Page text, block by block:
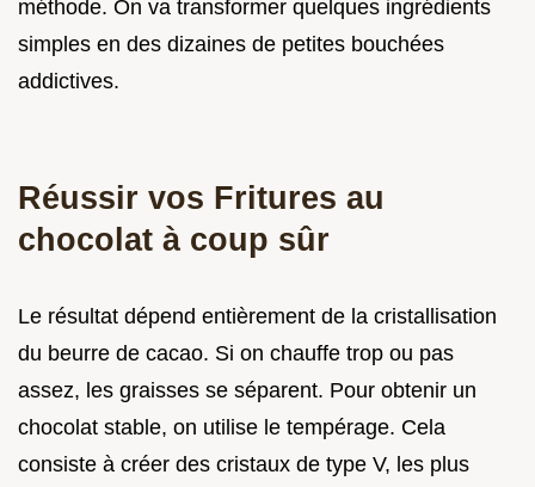
méthode. On va transformer quelques ingrédients
simples en des dizaines de petites bouchées
addictives.
Réussir vos Fritures au
chocolat à coup sûr
Le résultat dépend entièrement de la cristallisation
du beurre de cacao. Si on chauffe trop ou pas
assez, les graisses se séparent. Pour obtenir un
chocolat stable, on utilise le tempérage. Cela
consiste à créer des cristaux de type V, les plus